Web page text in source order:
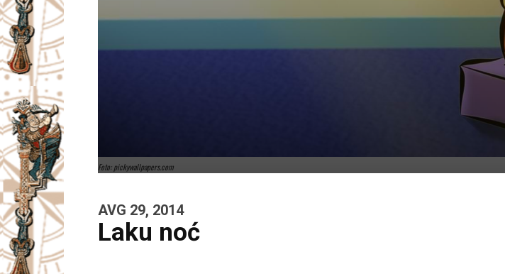
Foto: pickywallpapers.com
AVG 29, 2014
Laku noć